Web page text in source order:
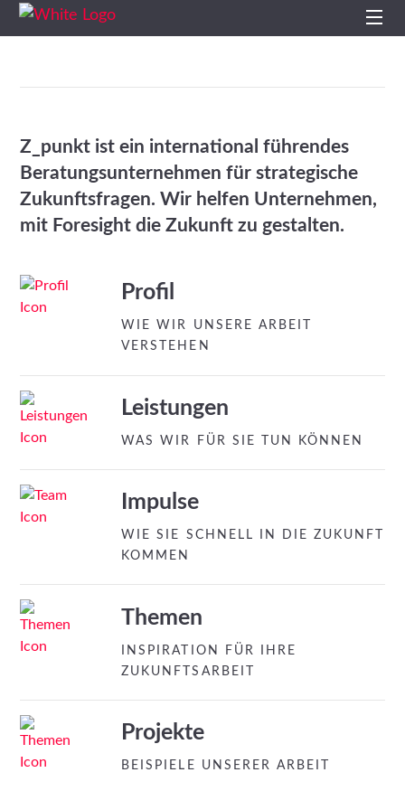
Leistungen
Impulse
Z_punkt ist ein international führendes
Beratungsunternehmen für strategische
Zukunftsfragen. Wir helfen Unternehmen,
mit Foresight die Zukunft zu gestalten.
Profil
WIE WIR UNSERE ARBEIT
VERSTEHEN
Leistungen
WAS WIR FÜR SIE TUN KÖNNEN
Impulse
WIE SIE SCHNELL IN DIE ZUKUNFT
KOMMEN
Themen
INSPIRATION FÜR IHRE
ZUKUNFTSARBEIT
Projekte
BEISPIELE UNSERER ARBEIT